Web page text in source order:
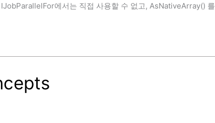
에서는 직접 사용할 수 없고, AsNativeArray() 를